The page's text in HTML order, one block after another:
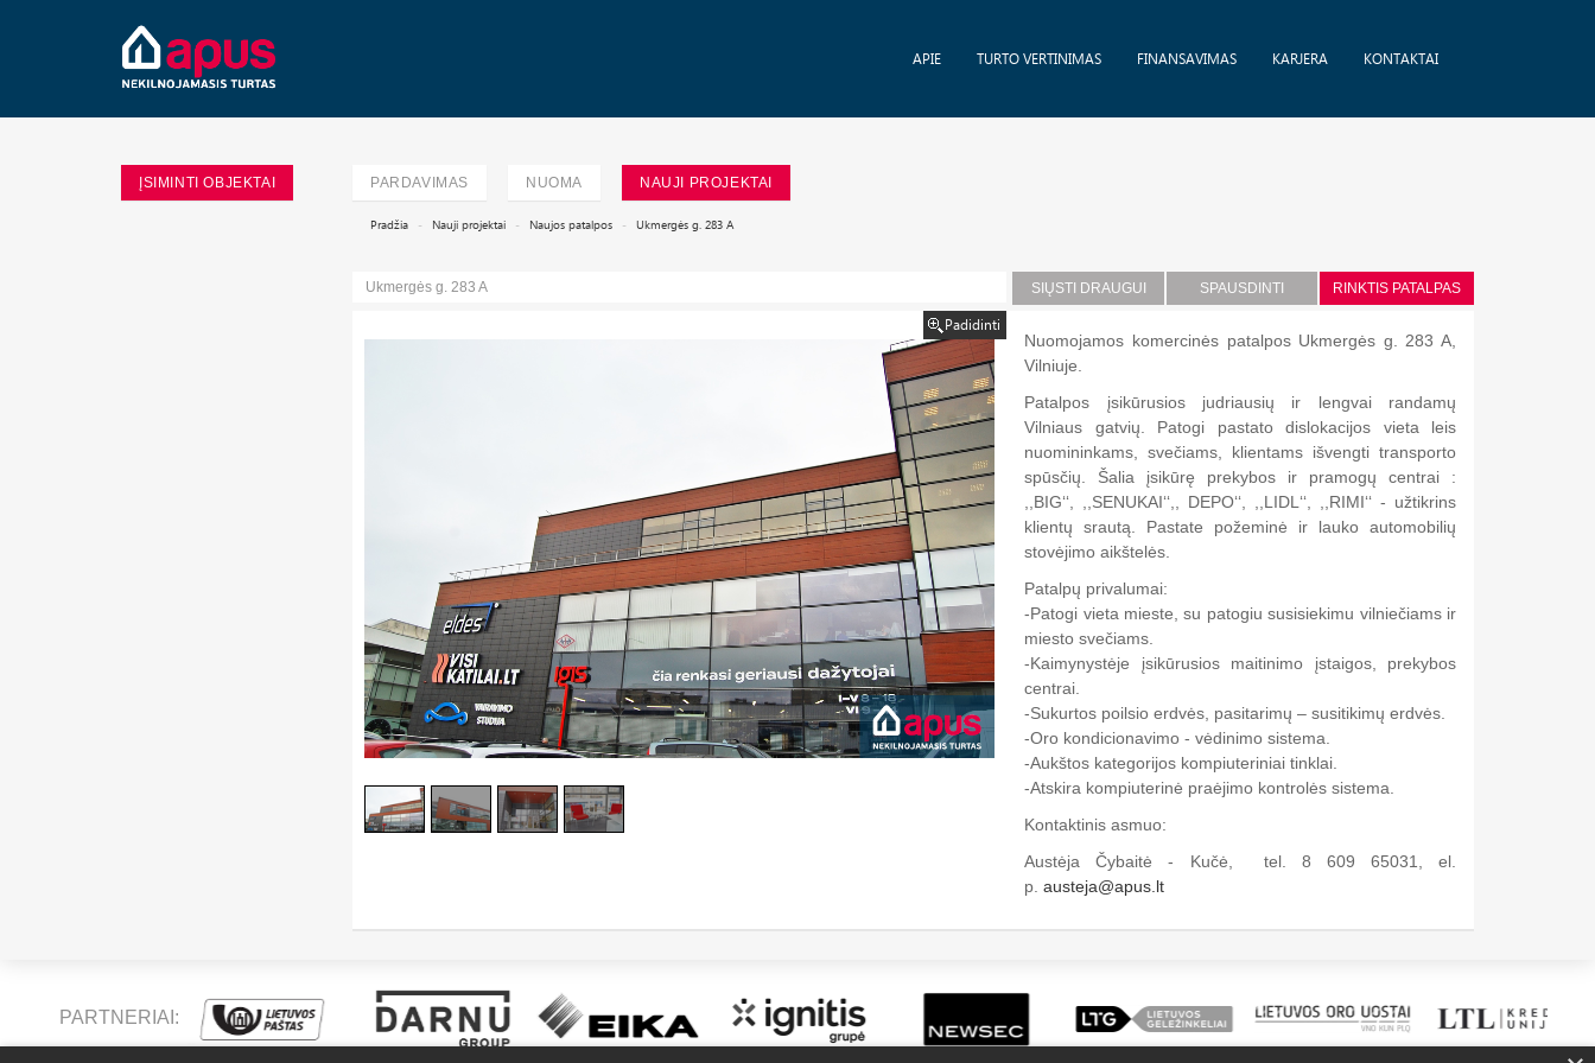
APIE TURTO VERTINIMAS FINANSAVIMAS KARJERA KONTAKTAI
ĮSIMINTI OBJEKTAI PARDAVIMAS NUOMA NAUJI PROJEKTAI
Pradžia Nauji projektai Naujos patalpos Ukmergės g. 283 A
Ukmergės g. 283 A SIŲSTI DRAUGUI SPAUSDINTI RINKTIS PATALPAS
Padidinti
Nuomojamos komercinės patalpos Ukmergės g. 283 A,
Vilniuje.
Patalpos įsikūrusios judriausių ir lengvai randamų
Vilniaus gatvių. Patogi pastato dislokacijos vieta leis
nuomininkams, svečiams, klientams išvengti transporto
spūsčių. Šalia įsikūrę prekybos ir pramogų centrai :
,,BIG‘‘, ,,SENUKAI‘‘,, DEPO‘‘, ,,LIDL‘‘, ,,RIMI‘‘ - užtikrins
klientų srautą. Pastate požeminė ir lauko automobilių
stovėjimo aikštelės.
Patalpų privalumai:
-Patogi vieta mieste, su patogiu susisiekimu vilniečiams ir
miesto svečiams.
-Kaimynystėje įsikūrusios maitinimo įstaigos, prekybos
centrai.
-Sukurtos poilsio erdvės, pasitarimų – susitikimų erdvės.
-Oro kondicionavimo - vėdinimo sistema.
-Aukštos kategorijos kompiuteriniai tinklai.
-Atskira kompiuterinė praėjimo kontrolės sistema.
Kontaktinis asmuo:
Austėja Čybaitė - Kučė, tel. 8 609 65031, el.
p.austeja@apus.lt
PARTNERIAI: